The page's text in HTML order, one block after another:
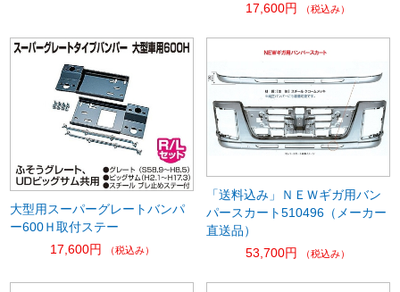
17,600円
（税込み）
大型用スーパーグレートバンパ
ー600Ｈ取付ステー
17,600円
（税込み）
「送料込み」ＮＥＷギガ用バン
パースカート510496（メーカー
直送品）
53,700円
（税込み）